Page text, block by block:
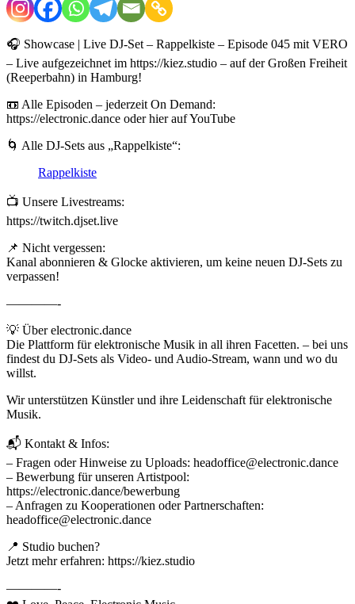
🎧 Showcase | Live DJ-Set – Rappelkiste – Episode 045 mit VERO
– Live aufgezeichnet im https://kiez.studio – auf der Großen Freiheit
(Reeperbahn) in Hamburg!
📼 Alle Episoden – jederzeit On Demand:
https://electronic.dance oder hier auf YouTube
🌀 Alle DJ-Sets aus „Rappelkiste“:
Rappelkiste
📺 Unsere Livestreams:
https://twitch.djset.live
📌 Nicht vergessen:
Kanal abonnieren & Glocke aktivieren, um keine neuen DJ-Sets zu
verpassen!
————-
💡 Über electronic.dance
Die Plattform für elektronische Musik in all ihren Facetten. – bei uns
findest du DJ-Sets als Video- und Audio-Stream, wann und wo du
willst.
Wir unterstützen Künstler und ihre Leidenschaft für elektronische
Musik.
📬 Kontakt & Infos:
– Fragen oder Hinweise zu Uploads: headoffice@electronic.dance
– Bewerbung für unseren Artistpool:
https://electronic.dance/bewerbung
– Anfragen zu Kooperationen oder Partnerschaften:
headoffice@electronic.dance
📍 Studio buchen?
Jetzt mehr erfahren: https://kiez.studio
————-